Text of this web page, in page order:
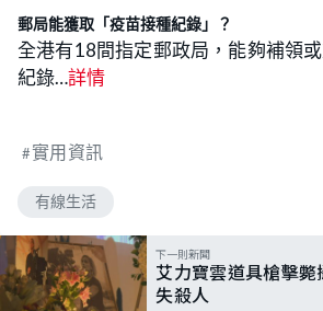
郵局能獲取「疫苗接種紀錄」？
全港有18間指定郵政局，能夠補領
紀錄…詳情
實用資訊
有線生活
下一則新聞
艾力寶雲道具槍擊
失殺人